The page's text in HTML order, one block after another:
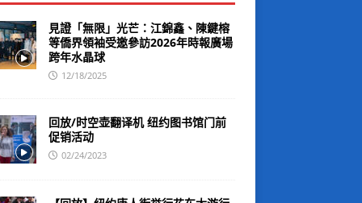
見證「無限」光芒：江錦鑫、陳鍵榕
等僑界領袖受邀參訪2026年時報廣場
跨年水晶球
12/18/2025
回放/时空壶翻译机 纽约图书馆门前
促销活动
02/24/2023